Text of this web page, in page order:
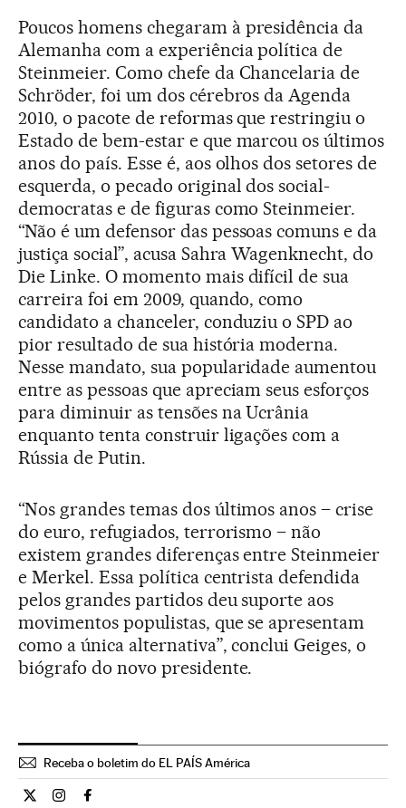
Poucos homens chegaram à presidência da
Alemanha com a experiência política de
Steinmeier. Como chefe da Chancelaria de
Schröder, foi um dos cérebros da Agenda
2010, o pacote de reformas que restringiu o
Estado de bem-estar e que marcou os últimos
anos do país. Esse é, aos olhos dos setores de
esquerda, o pecado original dos social-
democratas e de figuras como Steinmeier.
“Não é um defensor das pessoas comuns e da
justiça social”, acusa Sahra Wagenknecht, do
Die Linke. O momento mais difícil de sua
carreira foi em 2009, quando, como
candidato a chanceler, conduziu o SPD ao
pior resultado de sua história moderna.
Nesse mandato, sua popularidade aumentou
entre as pessoas que apreciam seus esforços
para diminuir as tensões na Ucrânia
enquanto tenta construir ligações com a
Rússia de Putin.
“Nos grandes temas dos últimos anos – crise
do euro, refugiados, terrorismo – não
existem grandes diferenças entre Steinmeier
e Merkel. Essa política centrista defendida
pelos grandes partidos deu suporte aos
movimentos populistas, que se apresentam
como a única alternativa”, conclui Geiges, o
biógrafo do novo presidente.
Receba o boletim do EL PAÍS América
Internacional El País Brasil en Twitter
Internacional El País Brasil en Instagram
Internacional El País Brasil en Facebook